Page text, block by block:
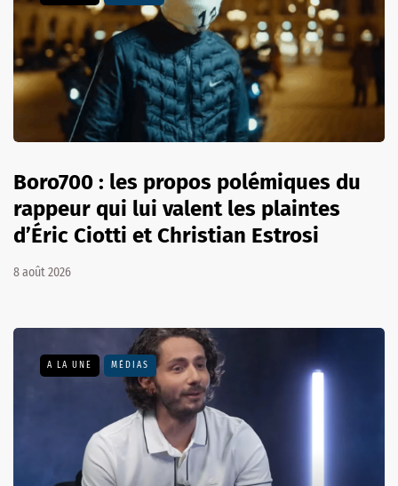
Boro700 : les propos polémiques du
rappeur qui lui valent les plaintes
d’Éric Ciotti et Christian Estrosi
8 août 2026
A LA UNE MÉDIAS